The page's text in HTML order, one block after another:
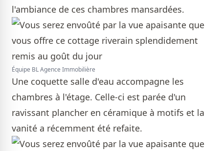
l'ambiance de ces chambres mansardées.
Équipe BL Agence Immobilière
Une coquette salle d'eau accompagne les
chambres à l'étage. Celle-ci est parée d'un
ravissant plancher en céramique à motifs et la
vanité a récemment été refaite.